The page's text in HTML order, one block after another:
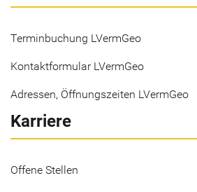
Terminbuchung LVermGeo
Kontaktformular LVermGeo
Adressen, Öffnungszeiten LVermGeo
Karriere
Offene Stellen